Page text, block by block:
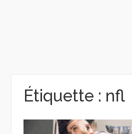
Étiquette : nfl